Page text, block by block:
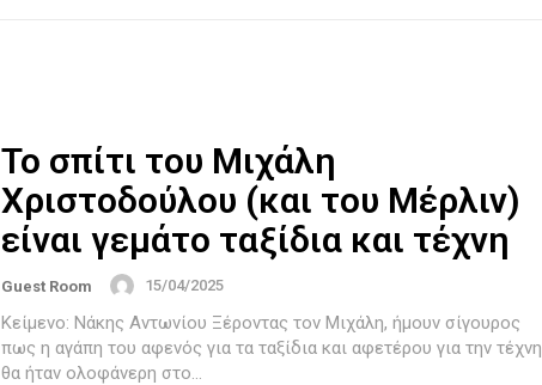
Το σπίτι του Μιχάλη
Χριστοδούλου (και του Μέρλιν)
είναι γεμάτο ταξίδια και τέχνη
Guest Room 15/04/2025
Κείμενο: Νάκης Αντωνίου Ξέροντας τον Μιχάλη, ήμουν σίγουρος
πως η αγάπη του αφενός για τα ταξίδια και αφετέρου για την τέχνη
θα ήταν ολοφάνερη στο...